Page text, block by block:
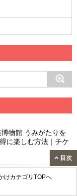
けカテゴリTOPへ
博物館 うみがたりを
に楽しむ方法｜チケ
ピットバレイを割引
しむ方法｜リフト券
目次